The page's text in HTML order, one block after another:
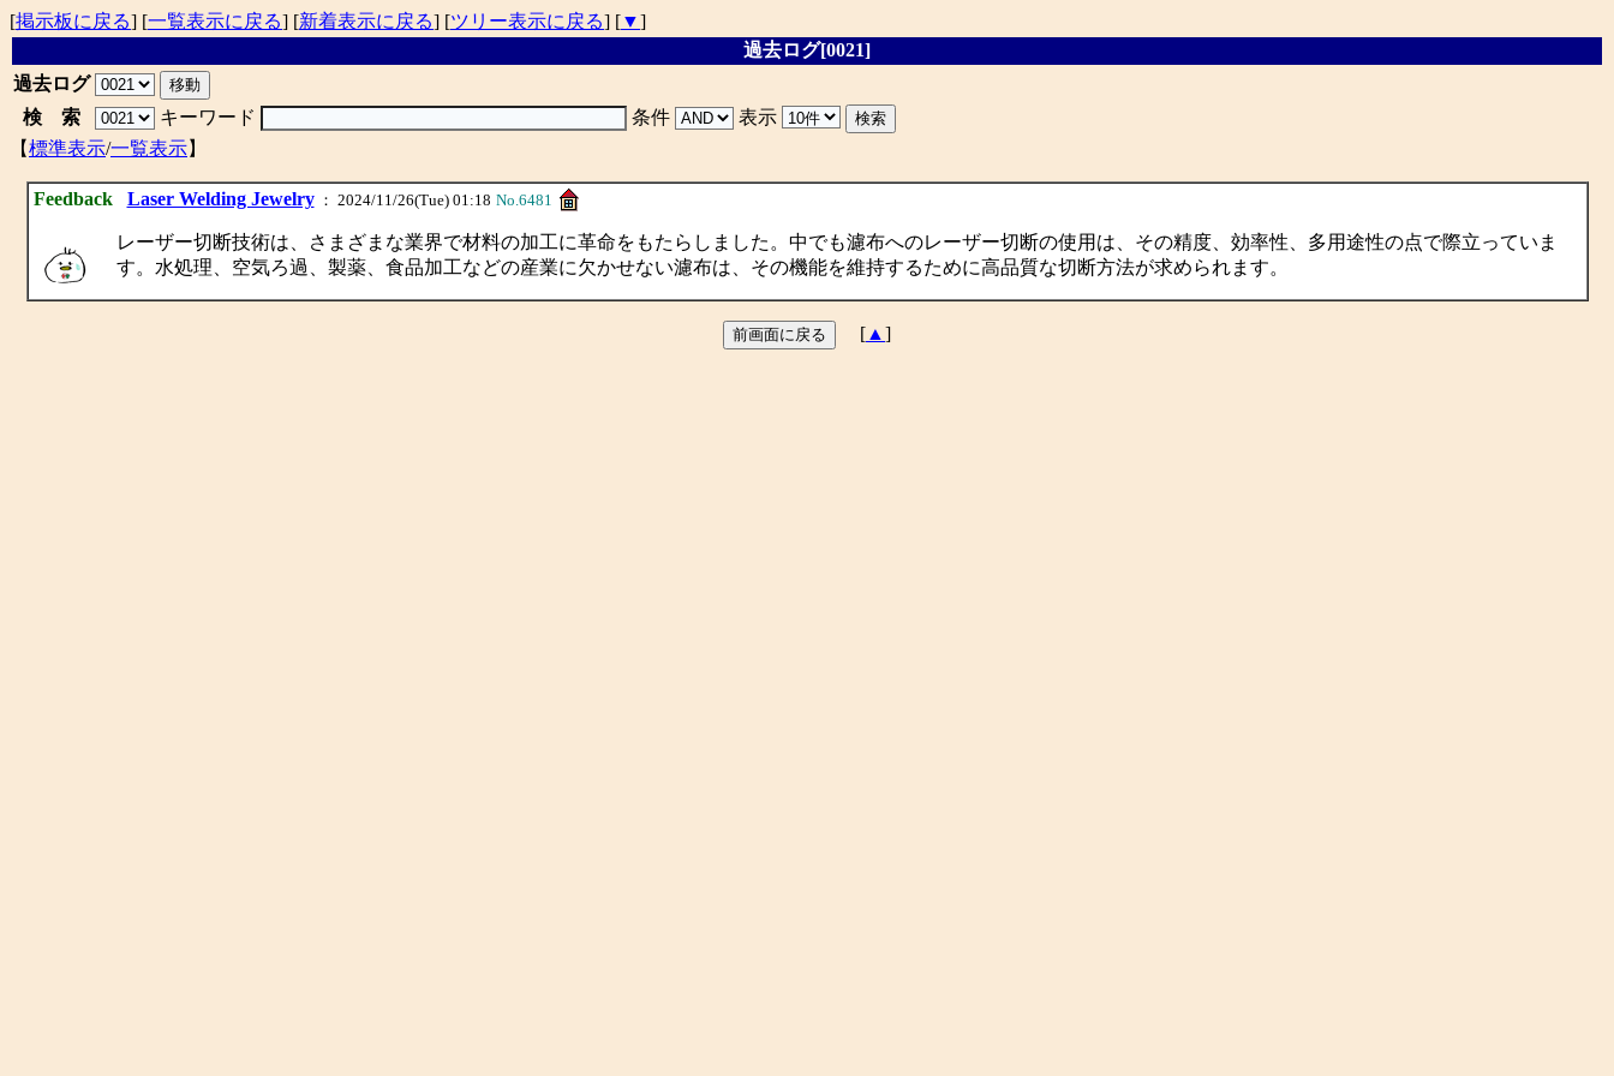
[掲示板に戻る] [一覧表示に戻る] [新着表示に戻る] [ツリー表示に戻る] [▼]
過去ログ[0021]
過去ログ
検 索
キーワード 条件
表示
【標準表示/一覧表示】
Feedback Laser Welding Jewelry： 2024/11/26(Tue) 01:18 No.6481
レーザー切断技術は、さまざまな業界で材料の加工に革命をもたらしました。中でも濾布へのレーザー切断の使用は、その精度、効率性、多用途性の点で際立っていま
す。水処理、空気ろ過、製薬、食品加工などの産業に欠かせない濾布は、その機能を維持するために高品質な切断方法が求められます。
[ ▲ ]